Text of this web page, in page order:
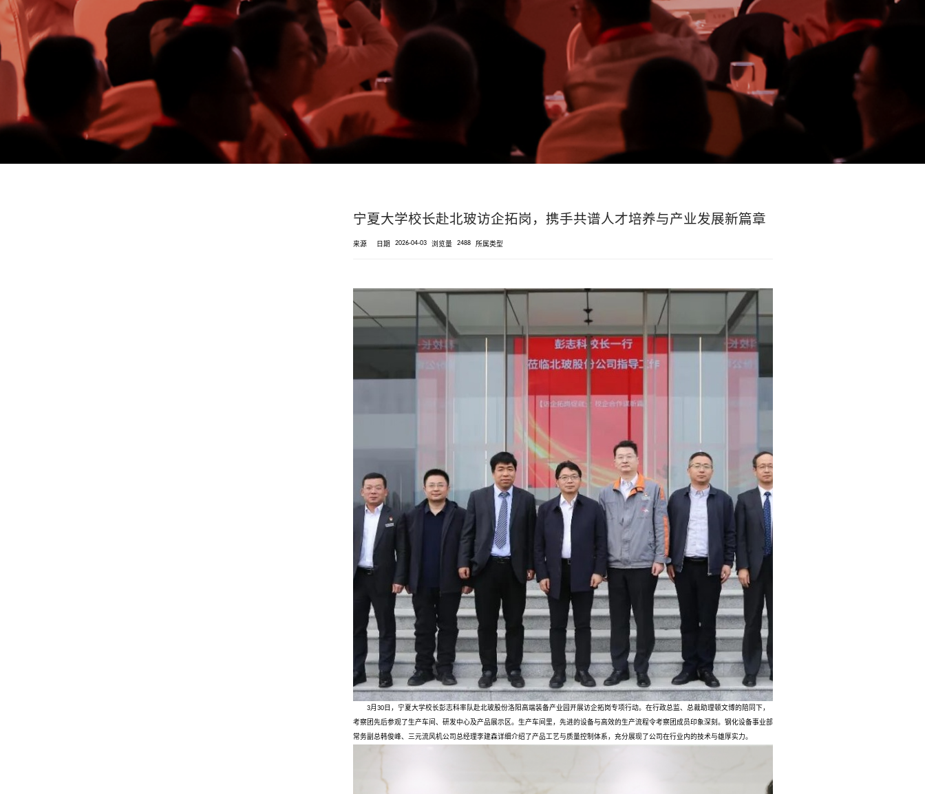
宁夏大学校长赴北玻访企拓岗，携手共谱人才培养与产业发展新篇章
来源 日期 2026-04-03 浏览量 2488 所属类型
3月30日，宁夏大学校长彭志科率队赴北玻股份洛阳高端装备产业园开展访企拓岗专项行动。在行政总监、总裁助理顿文博的陪同下，
考察团先后参观了生产车间、研发中心及产品展示区。生产车间里，先进的设备与高效的生产流程令考察团成员印象深刻。钢化设备事业部
常务副总韩俊峰、三元流风机公司总经理李建森详细介绍了产品工艺与质量控制体系，充分展现了公司在行业内的技术与雄厚实力。